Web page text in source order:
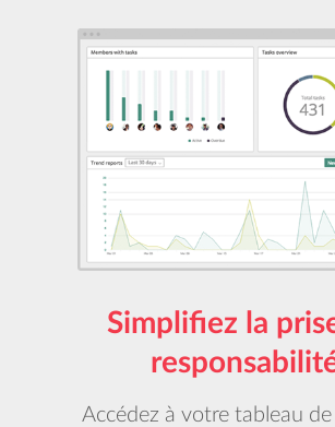
Simplifiez la
Accédez à votre tableau